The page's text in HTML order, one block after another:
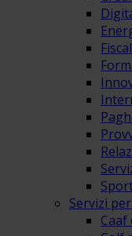
Servizi
Caaf